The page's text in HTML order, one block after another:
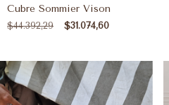
Cubre Sommier Vison
$44.392,29 $31.074,60